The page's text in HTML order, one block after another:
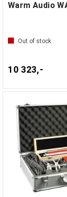
Warm Audio
Out of stock
10 323,-